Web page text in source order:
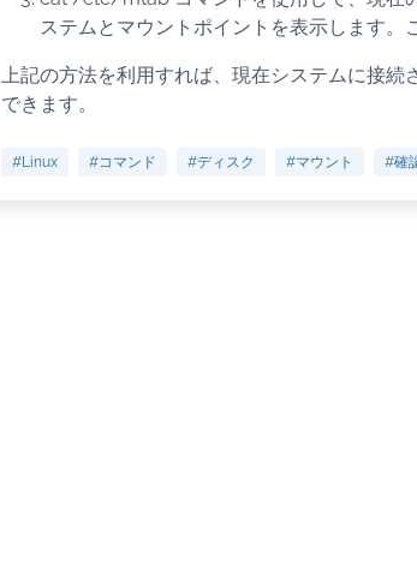
ステムとマウントポイントを表示します。
上記の方法を利用すれば、現在システムに接
できます。
#Linux #コマンド #ディスク #マウント #確